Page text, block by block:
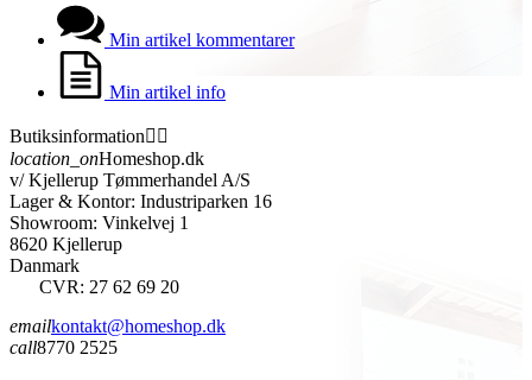
Min artikel kommentarer
Min artikel info
Butiksinformation 
location_onHomeshop.dk
v/ Kjellerup Tømmerhandel A/S
Lager & Kontor: Industriparken 16
Showroom: Vinkelvej 1
8620 Kjellerup
Danmark
CVR: 27 62 69 20
emailkontakt@homeshop.dk
call8770 2525